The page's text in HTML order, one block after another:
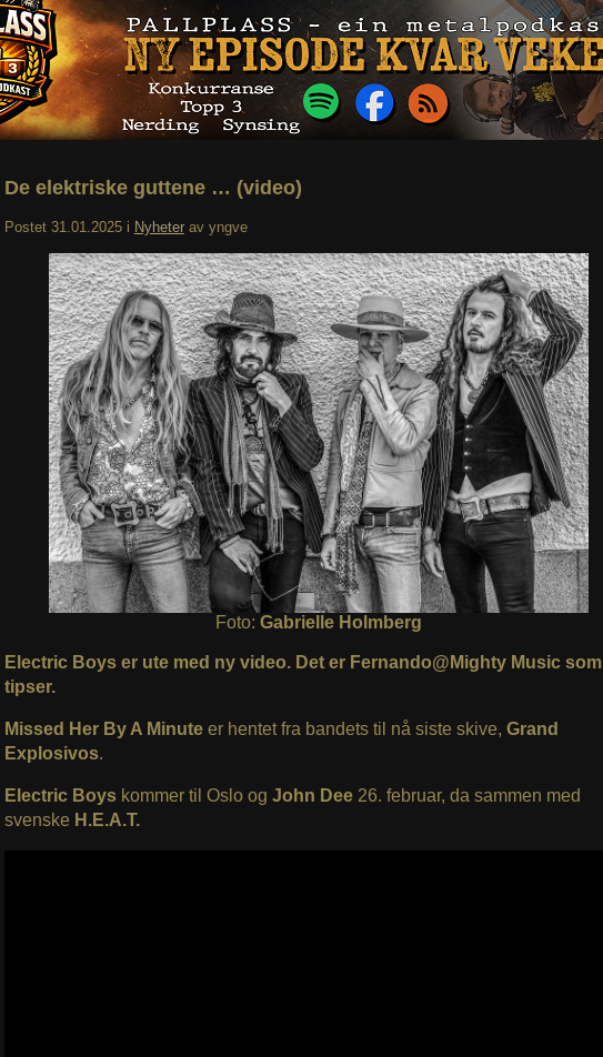
De elektriske guttene … (video)
Postet 31.01.2025 i Nyheter av yngve
Foto: Gabrielle Holmberg
Electric Boys er ute med ny video. Det er Fernando@Mighty Music som
tipser.
Missed Her By A Minuteer hentet fra bandets til nå siste skive, Grand
Explosivos.
Electric Boyskommer til Oslo og John Dee26. februar, da sammen med
svenske H.E.A.T.